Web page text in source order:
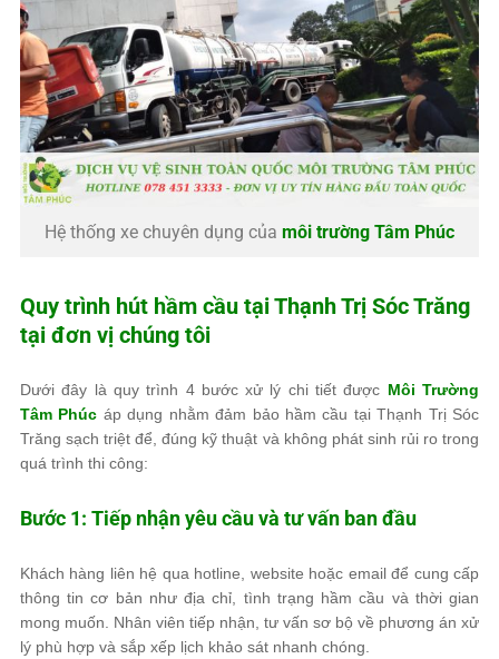
Hệ thống xe chuyên dụng của môi trường Tâm Phúc
Quy trình hút hầm cầu tại Thạnh Trị Sóc Trăng
tại đơn vị chúng tôi
Dưới đây là quy trình 4 bước xử lý chi tiết được Môi Trường
Tâm Phúc áp dụng nhằm đảm bảo hầm cầu tại Thạnh Trị Sóc
Trăng sạch triệt để, đúng kỹ thuật và không phát sinh rủi ro trong
quá trình thi công:
Bước 1: Tiếp nhận yêu cầu và tư vấn ban đầu
Khách hàng liên hệ qua hotline, website hoặc email để cung cấp
thông tin cơ bản như địa chỉ, tình trạng hầm cầu và thời gian
mong muốn. Nhân viên tiếp nhận, tư vấn sơ bộ về phương án xử
lý phù hợp và sắp xếp lịch khảo sát nhanh chóng.